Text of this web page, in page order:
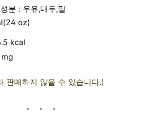
분 : 우유,대두,밀
oz)
kcal
판매하지 않을 수 있습니다.)